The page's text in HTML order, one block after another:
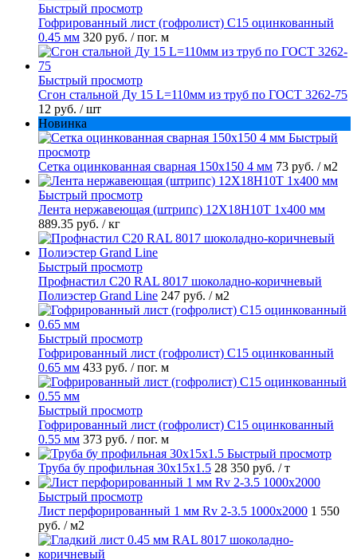
Быстрый просмотр
Гофрированный лист (гофролист) С15 оцинкованный
0.45 мм 320 руб. / пог. м
Быстрый просмотр
Сгон стальной Ду 15 L=110мм из труб по ГОСТ 3262-75
12 руб. / шт
Новинка
Быстрый
просмотр
Сетка оцинкованная сварная 150х150 4 мм 73 руб. / м2
Быстрый просмотр
Лента нержавеющая (штрипс) 12Х18Н10Т 1х400 мм
889.35 руб. / кг
Быстрый просмотр
Профнастил С20 RAL 8017 шоколадно-коричневый
Полиэстер Grand Line 247 руб. / м2
Быстрый просмотр
Гофрированный лист (гофролист) С15 оцинкованный
0.65 мм 433 руб. / пог. м
Быстрый просмотр
Гофрированный лист (гофролист) С15 оцинкованный
0.55 мм 373 руб. / пог. м
Быстрый просмотр
Труба бу профильная 30х15х1.5 28 350 руб. / т
Быстрый просмотр
Лист перфорированный 1 мм Rv 2-3.5 1000х2000 1 550
руб. / м2